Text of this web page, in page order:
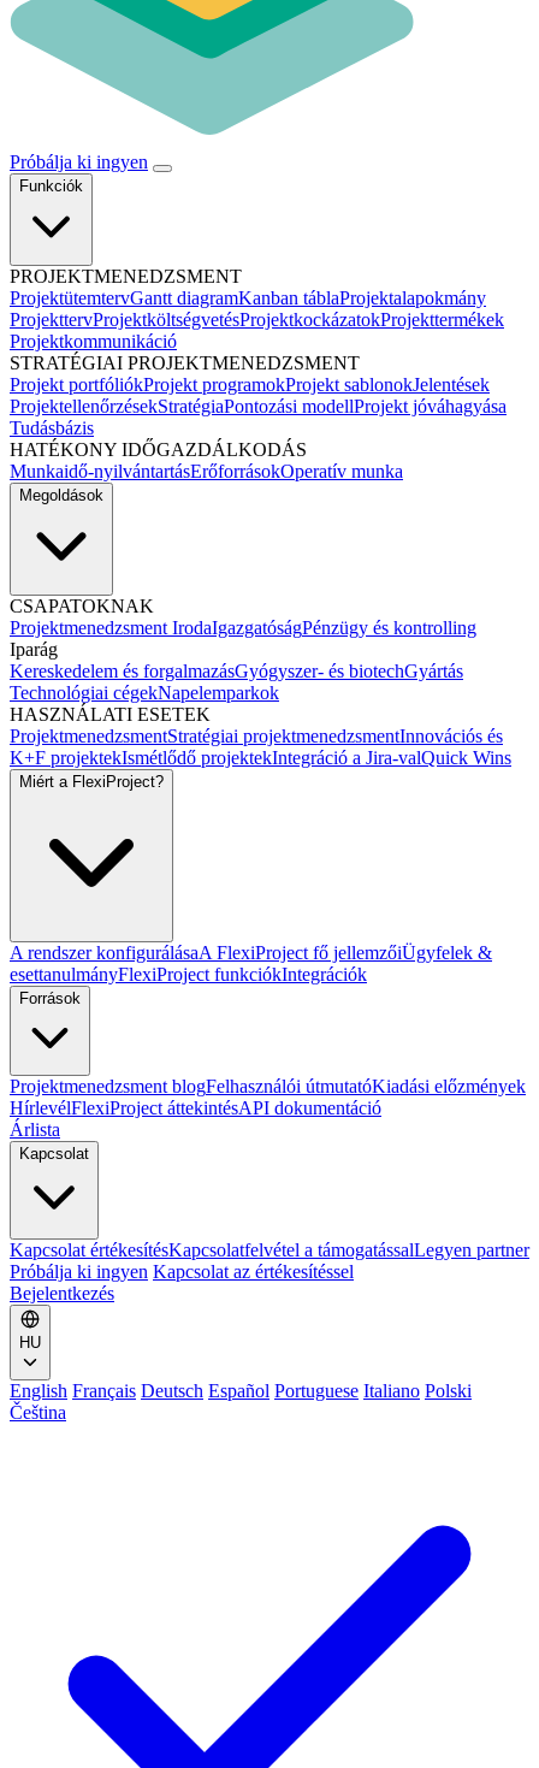
Próbálja ki ingyen
Funkciók
PROJEKTMENEDZSMENT
ProjektütemtervGantt diagramKanban táblaProjektalapokmány
ProjekttervProjektköltségvetésProjektkockázatokProjekttermékek
Projektkommunikáció
STRATÉGIAI PROJEKTMENEDZSMENT
Projekt portfóliókProjekt programokProjekt sablonokJelentések
ProjektellenőrzésekStratégiaPontozási modellProjekt jóváhagyása
Tudásbázis
HATÉKONY IDŐGAZDÁLKODÁS
Munkaidő-nyilvántartásErőforrásokOperatív munka
Megoldások
CSAPATOKNAK
Projektmenedzsment IrodaIgazgatóságPénzügy és kontrolling
Iparág
Kereskedelem és forgalmazásGyógyszer- és biotechGyártás
Technológiai cégekNapelemparkok
HASZNÁLATI ESETEK
ProjektmenedzsmentStratégiai projektmenedzsmentInnovációs és
K+F projektekIsmétlődő projektekIntegráció a Jira-valQuick Wins
Miért a FlexiProject?
A rendszer konfigurálásaA FlexiProject fő jellemzőiÜgyfelek &
esettanulmányFlexiProject funkciókIntegrációk
Források
Projektmenedzsment blogFelhasználói útmutatóKiadási előzmények
HírlevélFlexiProject áttekintésAPI dokumentáció
Árlista
Kapcsolat
Kapcsolat értékesítésKapcsolatfelvétel a támogatássalLegyen partner
Próbálja ki ingyen Kapcsolat az értékesítéssel
Bejelentkezés
HU
English Français Deutsch Español Portuguese Italiano Polski
Čeština